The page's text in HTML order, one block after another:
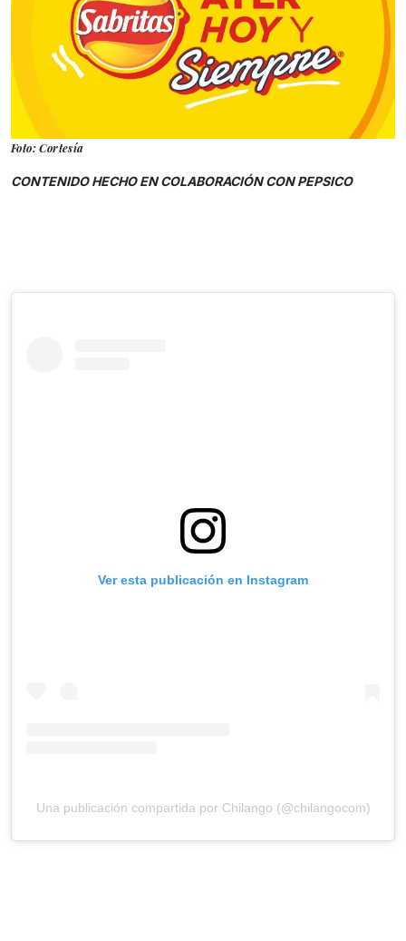
Foto: Cortesía
CONTENIDO HECHO EN COLABORACIÓN CON PEPSICO
Ver esta publicación en Instagram
Una publicación compartida por Chilango (@chilangocom)